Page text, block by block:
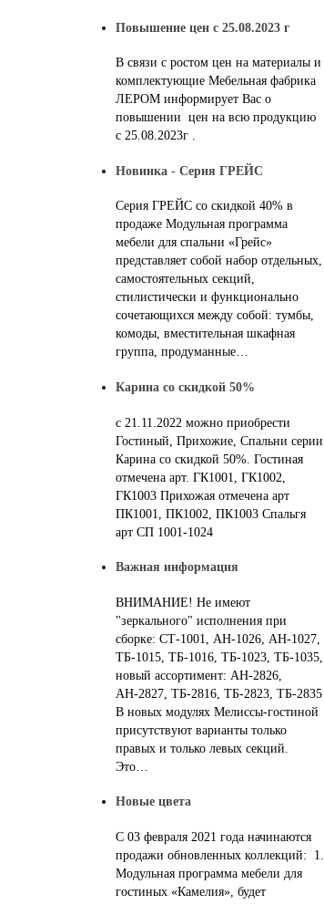
Повышение цен с 25.08.2023 г
В связи с ростом цен на материалы и
комплектующие Мебельная фабрика
ЛЕРОМ информирует Вас о
повышении цен на всю продукцию
с 25.08.2023г .
Новинка - Серия ГРЕЙС
Серия ГРЕЙС со скидкой 40% в
продаже Модульная программа
мебели для спальни «Грейс»
представляет собой набор отдельных,
самостоятельных секций,
стилистически и функционально
сочетающихся между собой: тумбы,
комоды, вместительная шкафная
группа, продуманные…
Карина со скидкой 50%
с 21.11.2022 можно приобрести
Гостиный, Прихожие, Спальни серии
Карина со скидкой 50%. Гостиная
отмечена арт. ГК1001, ГК1002,
ГК1003 Прихожая отмечена арт
ПК1001, ПК1002, ПК1003 Спальгя
арт СП 1001-1024
Важная информация
ВНИМАНИЕ! Не имеют
"зеркального" исполнения при
сборке: СТ-1001, АН-1026, АН-1027,
ТБ-1015, ТБ-1016, ТБ-1023, ТБ-1035,
новый ассортимент: АН-2826,
АН-2827, ТБ-2816, ТБ-2823, ТБ-2835
В новых модулях Мелиссы-гостиной
присутствуют варианты только
правых и только левых секций.
Это…
Новые цвета
С 03 февраля 2021 года начинаются
продажи обновленных коллекций: 1.
Модульная программа мебели для
гостиных «Камелия», будет